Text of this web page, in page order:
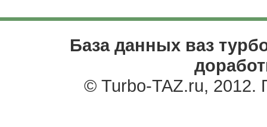
База данных ваз
© Turbo-TAZ.ru, 2012.